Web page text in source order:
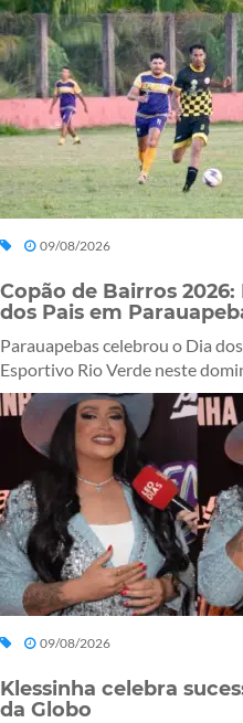
09/08/2026
Copão de Bairros
dos Pais em
Parauapebas celebrou o Dia
Esportivo Rio Verde neste
09/08/2026
Klessinha celebra
da Globo